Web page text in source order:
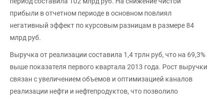
прибыли в отчетном периоде в основном повлиял
негативный эффект по курсовым разницам в размере 84
млрд руб.
Выручка от реализации составила 1,4 трлн руб, что на 69,3%
выше показателя первого квартала 2013 года. Рост выручки
связан с увеличением объемов и оптимизацией каналов
реализации нефти и нефтепродуктов, что позволило